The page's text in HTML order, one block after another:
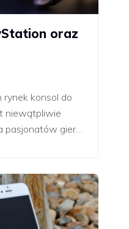
oraz
konsol do
niewątpliwie
pasjonatów gier…